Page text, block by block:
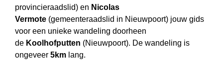
provincieraadslid) en Nicolas
Vermote (gemeenteraadslid in Nieuwpoort) jouw gids
voor een unieke wandeling doorheen
de Koolhofputten (Nieuwpoort). De wandeling is
ongeveer 5km lang.